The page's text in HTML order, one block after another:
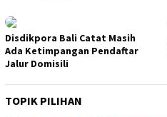
Disdikpora Bali Catat Masih
Ada Ketimpangan Pendaftar
Jalur Domisili
TOPIK PILIHAN